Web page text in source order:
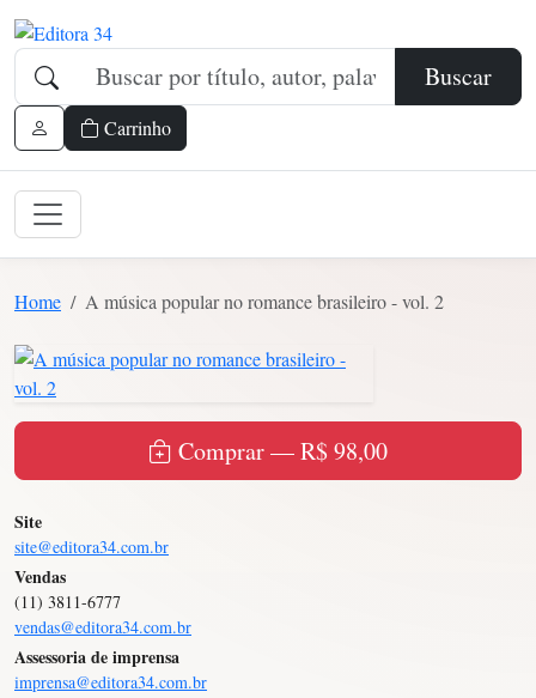
Buscar
Carrinho
Home A música popular no romance brasileiro - vol. 2
Comprar — R$ 98,00
Site
site@editora34.com.br
Vendas
(11) 3811-6777
vendas@editora34.com.br
Assessoria de imprensa
imprensa@editora34.com.br